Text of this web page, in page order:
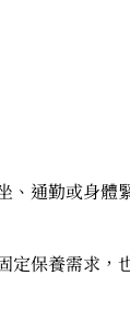
、通勤或身體
定保養需求，